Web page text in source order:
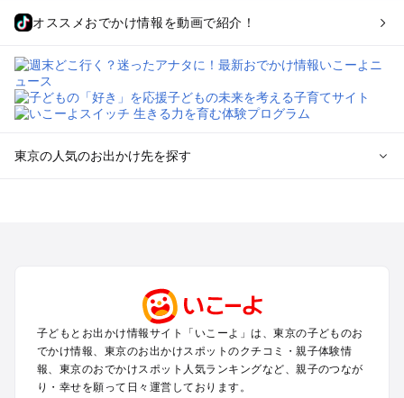
オススメおでかけ情報を動画で紹介！
東京の人気のお出かけ先を探す
町田・相模原・愛川・上野原のプールお出かけ
渋谷・原宿・恵比寿・中目黒・自由が丘のプールお出かけ
池袋・赤羽・王子・巣鴨・目白・石神井のプールお出かけ
新宿・高田馬場・代々木・千駄ヶ谷のプールお出かけ
銀座・丸の内・日本橋・有楽町・築地・月島のプールお出かけ
子どもとお出かけ情報サイト「いこーよ」は、東京の子どものお
でかけ情報、東京のお出かけスポットのクチコミ・親子体験情
報、東京のおでかけスポット人気ランキングなど、親子のつなが
り・幸せを願って日々運営しております。